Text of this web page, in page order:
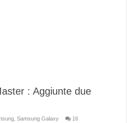
: Aggiunte due
,Samsung Galaxy 16